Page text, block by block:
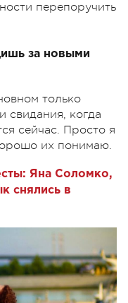
перепоручить
за новыми
только
свидания, когда
сейчас. Просто я
их понимаю.
Яна Соломко,
снялись в